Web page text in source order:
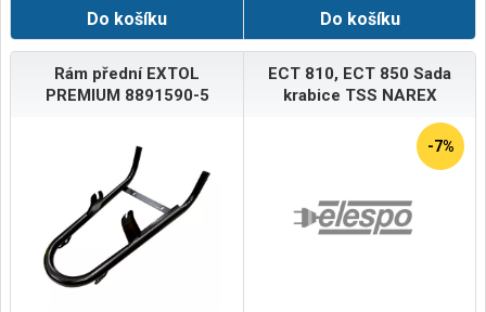
Do košíku
Do košíku
Rám přední EXTOL
PREMIUM 8891590-5
ECT 810, ECT 850 Sada
krabice TSS NAREX
-7%